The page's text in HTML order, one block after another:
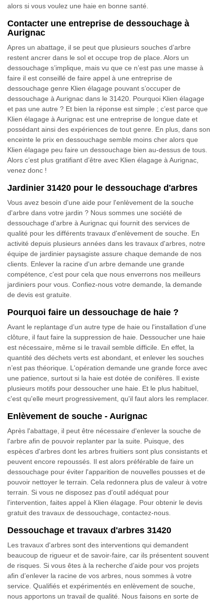
alors si vous voulez une haie en bonne santé.
Contacter une entreprise de dessouchage à
Aurignac
Apres un abattage, il se peut que plusieurs souches d’arbre
restent ancrer dans le sol et occupe trop de place. Alors un
dessouchage s’implique, mais vu que ce n’est pas une masse à
faire il est conseillé de faire appel à une entreprise de
dessouchage genre Klien élagage pouvant s’occuper de
dessouchage à Aurignac dans le 31420. Pourquoi Klien élagage
et pas une autre ? Et bien la réponse est simple ; c’est parce que
Klien élagage à Aurignac est une entreprise de longue date et
possédant ainsi des expériences de tout genre. En plus, dans son
enceinte le prix en dessouchage semble moins cher alors que
Klien élagage peu faire un dessouchage bien au-dessus de tous.
Alors c’est plus gratifiant d’être avec Klien élagage à Aurignac,
venez donc !
Jardinier 31420 pour le dessouchage d'arbres
Vous avez besoin d'une aide pour l'enlèvement de la souche
d'arbre dans votre jardin ? Nous sommes une société de
dessouchage d'arbre à Aurignac qui fournit des services de
qualité pour les différents travaux d'enlèvement de souche. En
activité depuis plusieurs années dans les travaux d'arbres, notre
équipe de jardinier paysagiste assure chaque demande de nos
clients. Enlever la racine d'un arbre demande une grande
compétence, c'est pour cela que nous enverrons nos meilleurs
jardiniers pour vous. Confiez-nous votre demande, la demande
de devis est gratuite.
Pourquoi faire un dessouchage de haie ?
Avant le replantage d’un autre type de haie ou l'installation d’une
clôture, il faut faire la suppression de haie. Dessoucher une haie
est nécessaire, même si le travail semble difficile. En effet, la
quantité des déchets verts est abondant, et enlever les souches
n’est pas théorique. L'opération demande une grande force avec
une patience, surtout si la haie est dotée de conifères. Il existe
plusieurs motifs pour dessoucher une haie. Et le plus habituel,
c'est qu'elle meurt progressivement, qu'il faut alors les remplacer.
Enlèvement de souche - Aurignac
Après l'abattage, il peut être nécessaire d'enlever la souche de
l'arbre afin de pouvoir replanter par la suite. Puisque, des
espèces d'arbres dont les arbres fruitiers sont plus consistants et
peuvent encore repoussés. Il est alors préférable de faire un
dessouchage pour éviter l'apparition de nouvelles pousses et de
pouvoir nettoyer le terrain. Cela redonnera plus de valeur à votre
terrain. Si vous ne disposez pas d'outil adéquat pour
l'intervention, faites appel à Klien élagage. Pour obtenir le devis
gratuit des travaux de dessouchage, contactez-nous.
Dessouchage et travaux d'arbres 31420
Les travaux d'arbres sont des interventions qui demandent
beaucoup de rigueur et de savoir-faire, car ils présentent souvent
de risques. Si vous êtes à la recherche d’aide pour vos projets
afin d’enlever la racine de vos arbres, nous sommes à votre
service. Qualifiés et expérimentés en enlèvement de souche,
nous apportons un travail de qualité. Nous faisons en sorte de